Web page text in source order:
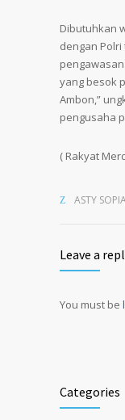
Dibutuhkan
dengan
yang besok
Ambon,”
pengusaha
( Rakyat
ASTY
Leave a
You must be
Categories